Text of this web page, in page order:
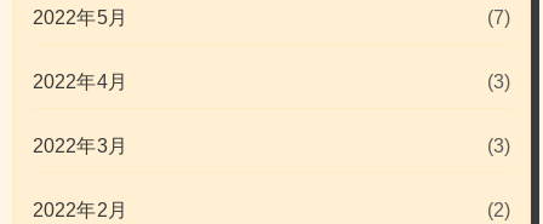
2022年5月 (7)
2022年4月 (3)
2022年3月 (3)
2022年2月 (2)